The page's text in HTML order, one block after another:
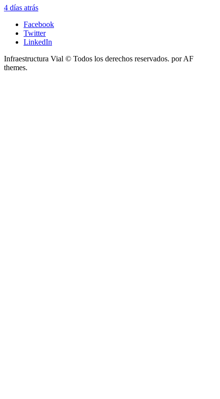
4 días atrás
Facebook
Twitter
LinkedIn
Infraestructura Vial © Todos los derechos reservados. por AF
themes.